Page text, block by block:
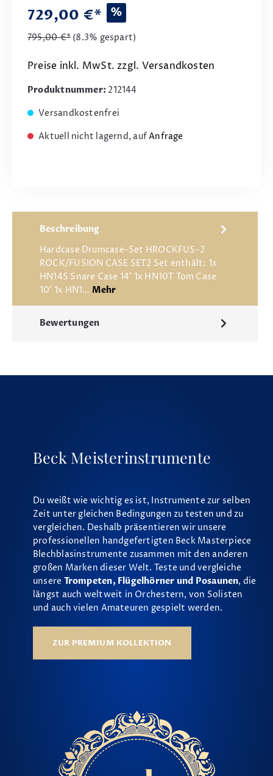
729,00 €* %
795,00 €* (8.3% gespart)
Preise inkl. MwSt. zzgl. Versandkosten
Produktnummer: 212144
Versandkostenfrei
Aktuell nicht lagernd, aufAnfrage
Beschreibung
Hardcase Drumcase-Set HROCKFUS-2
ROCK/FUSION CASE SET2 Set enthält: 1x
HN14S Snare Case 14' 1x HN10T Tom Case
10' 1x HN1… Mehr
Bewertungen
Beck Meisterinstrumente
Du weißt wie wichtig es ist, Instrumente zur selben
Zeit unter gleichen Bedingungen zu testen und zu
vergleichen. Deshalb präsentieren wir unsere
professionellen handgefertigten Beck Masterpiece
Blechblasinstrumente zusammen mit den anderen
großen Marken dieser Welt. Teste und vergleiche
unsere Trompeten, Flügelhörner und Posaunen, die
längst auch weltweit in Orchestern, von Solisten
und auch vielen Amateuren gespielt werden.
ZUR PREMIUM KOLLEKTION